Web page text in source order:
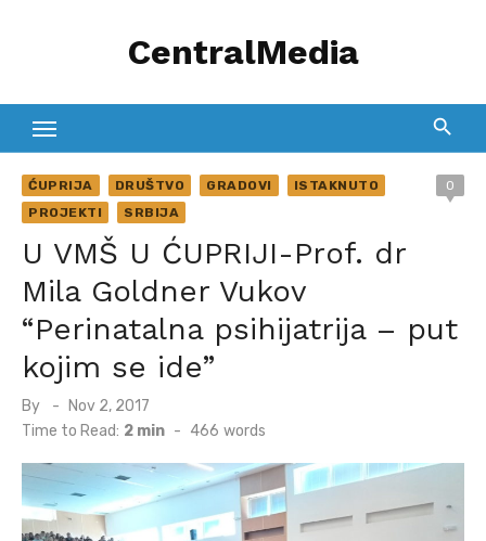
CentralMedia
ĆUPRIJA DRUŠTVO GRADOVI
ISTAKNUTO
PROJEKTI
SRBIJA
0
U VMŠ U ĆUPRIJI-Prof. dr
Mila Goldner Vukov
“Perinatalna psihijatrija – put
kojim se ide”
By
Posted
on
Nov 2, 2017
Time to Read: 2 min - 466 words